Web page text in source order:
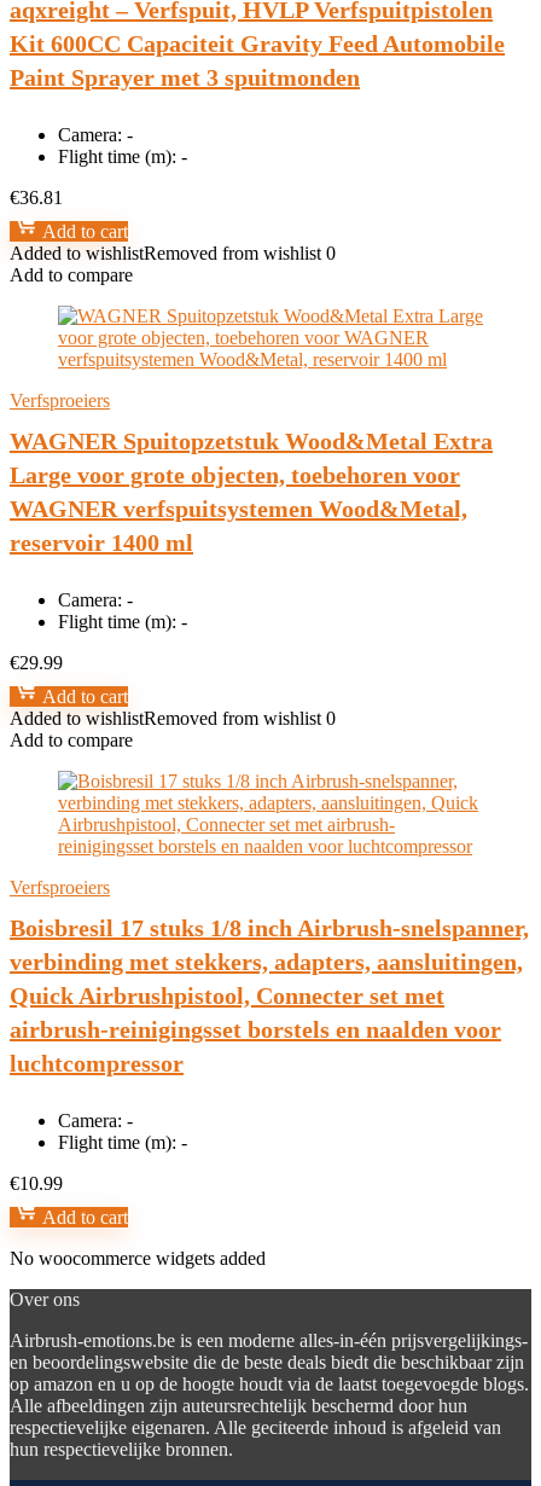
aqxreight – Verfspuit, HVLP Verfspuitpistolen
Kit 600CC Capaciteit Gravity Feed Automobile
Paint Sprayer met 3 spuitmonden
Camera: -
Flight time (m): -
€36.81
Add to cart
Added to wishlistRemoved from wishlist 0
Add to compare
Verfsproeiers
WAGNER Spuitopzetstuk Wood&Metal Extra
Large voor grote objecten, toebehoren voor
WAGNER verfspuitsystemen Wood&Metal,
reservoir 1400 ml
Camera: -
Flight time (m): -
€29.99
Add to cart
Added to wishlistRemoved from wishlist 0
Add to compare
Verfsproeiers
Boisbresil 17 stuks 1/8 inch Airbrush-snelspanner,
verbinding met stekkers, adapters, aansluitingen,
Quick Airbrushpistool, Connecter set met
airbrush-reinigingsset borstels en naalden voor
luchtcompressor
Camera: -
Flight time (m): -
€10.99
Add to cart
No woocommerce widgets added
Over ons
Airbrush-emotions.be is een moderne alles-in-één prijsvergelijkings-
en beoordelingswebsite die de beste deals biedt die beschikbaar zijn
op amazon en u op de hoogte houdt via de laatst toegevoegde blogs.
Alle afbeeldingen zijn auteursrechtelijk beschermd door hun
respectievelijke eigenaren. Alle geciteerde inhoud is afgeleid van
hun respectievelijke bronnen.